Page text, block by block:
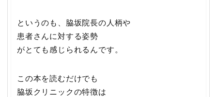
というのも、脇坂院長の人柄や
患者さんに対する姿勢
がとても感じられるんです。
この本を読むだけでも
脇坂クリニックの特徴は